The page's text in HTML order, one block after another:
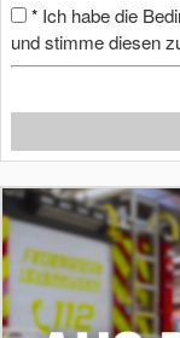
* Ich habe die
und stimme diesen